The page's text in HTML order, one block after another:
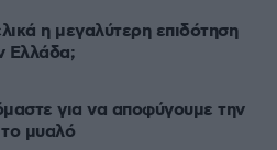
η μεγαλύτερη επιδότηση
Ελλάδα;
για να αποφύγουμε την
μυαλό